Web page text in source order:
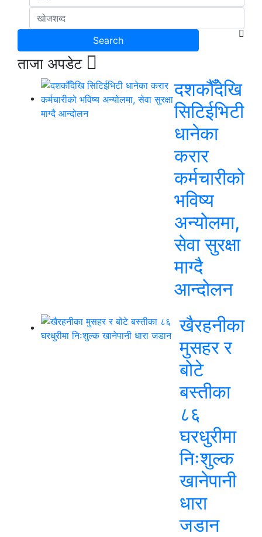
ताजा अपडेट
दशकौँदेखि
सिटिईभिटी
धानेका
करार
कर्मचारीको
भविष्य
अन्योलमा,
सेवा सुरक्षा
माग्दै
आन्दोलन
खैरहनीका
मुसहर र
बोटे
बस्तीका
८६
घरधुरीमा
निःशुल्क
खानेपानी
धारा
जडान